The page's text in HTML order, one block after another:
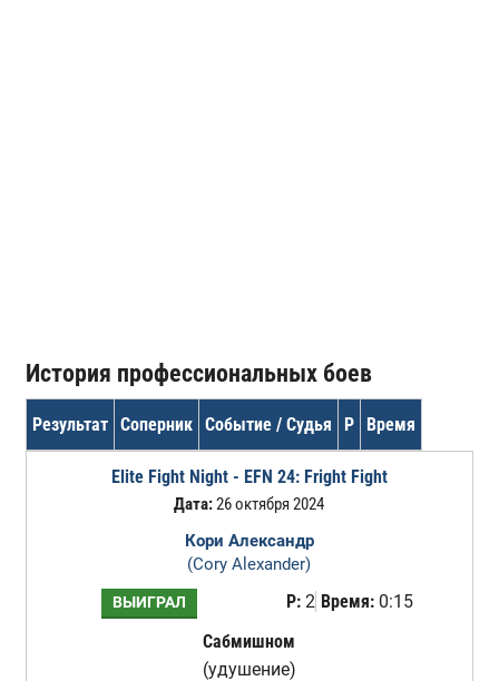
История профессиональных боев
Результат Соперник Событие / Судья Р Время
Elite Fight Night - EFN 24: Fright Fight
Дата:26 октября 2024
Кори Александр
(Cory Alexander)
ВЫИГРАЛ Р:2 Время:0:15
Сабмишном
(удушение)